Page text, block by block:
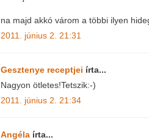
na majd akkó várom a többi ilyen
2011. június 2. 21:31
Gesztenye receptjei írta...
Nagyon ötletes!Tetszik:-)
2011. június 2. 21:34
Angéla írta...